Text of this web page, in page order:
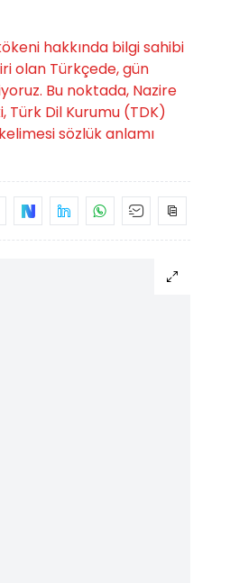
hakkında bilgi sahibi
olan Türkçede, gün
Bu noktada, Nazire
Türk Dil Kurumu (TDK)
sözlük anlamı